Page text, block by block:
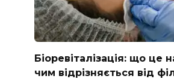
Біоревіталізація: що це
чим відрізняється від